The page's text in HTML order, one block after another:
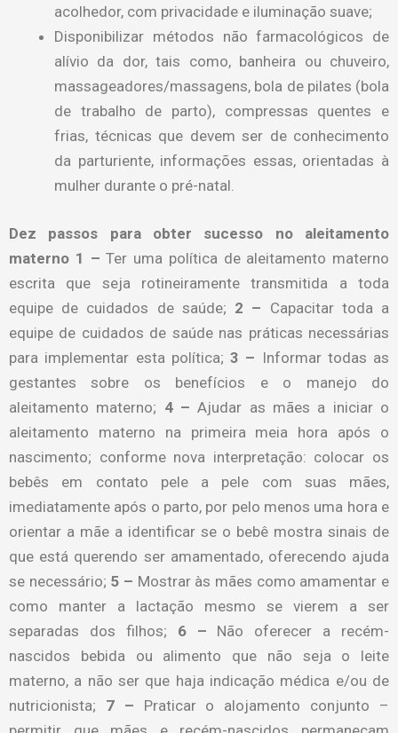
acolhedor, com privacidade e iluminação suave;
Disponibilizar métodos não farmacológicos de
alívio da dor, tais como, banheira ou chuveiro,
massageadores/massagens, bola de pilates (bola
de trabalho de parto), compressas quentes e
frias, técnicas que devem ser de conhecimento
da parturiente, informações essas, orientadas à
mulher durante o pré-natal.
Dez passos para obter sucesso no aleitamento
materno 1 – Ter uma política de aleitamento materno
escrita que seja rotineiramente transmitida a toda
equipe de cuidados de saúde; 2 – Capacitar toda a
equipe de cuidados de saúde nas práticas necessárias
para implementar esta política; 3 – Informar todas as
gestantes sobre os benefícios e o manejo do
aleitamento materno; 4 – Ajudar as mães a iniciar o
aleitamento materno na primeira meia hora após o
nascimento; conforme nova interpretação: colocar os
bebês em contato pele a pele com suas mães,
imediatamente após o parto, por pelo menos uma hora e
orientar a mãe a identificar se o bebê mostra sinais de
que está querendo ser amamentado, oferecendo ajuda
se necessário; 5 – Mostrar às mães como amamentar e
como manter a lactação mesmo se vierem a ser
separadas dos filhos; 6 – Não oferecer a recém-
nascidos bebida ou alimento que não seja o leite
materno, a não ser que haja indicação médica e/ou de
nutricionista; 7 – Praticar o alojamento conjunto –